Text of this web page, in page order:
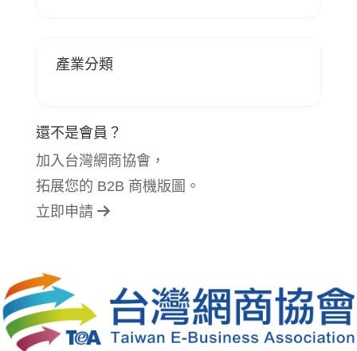
產業分類
還不是會員？
加入台灣網商協會，
拓展您的 B2B 商機版圖。
立即申請